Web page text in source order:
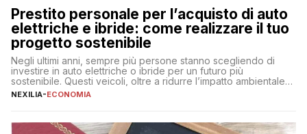
Prestito personale per l’acquisto di auto
elettriche e ibride: come realizzare il tuo
progetto sostenibile
Negli ultimi anni, sempre più persone stanno scegliendo di
investire in auto elettriche o ibride per un futuro più
sostenibile. Questi veicoli, oltre a ridurre l’impatto ambientale,
offrono vantaggi economici a lungo termine, come minori costi
fare se non […]
NEXILIA-ECONOMIA